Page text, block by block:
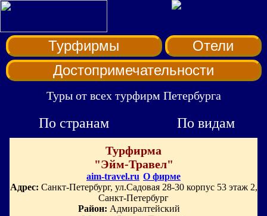
Турфирмы
Отели
Достопримечательности
Туры от всех турфирм Петербурга
По странам По видам
Турфирма
"Эйм-Травел"
aim-travel.ru О фирме
Адрес: Санкт-Петербург, ул.Садовая 28-30 корпус 53 этаж 2,
Санкт-Петербург
Район: Адмиралтейский